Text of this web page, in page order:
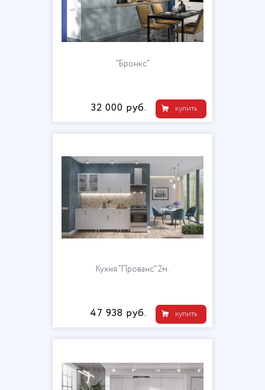
"Бронкс"
купить
32 000 руб.
Кухня "Прованс" 2м.
купить
47 938 руб.